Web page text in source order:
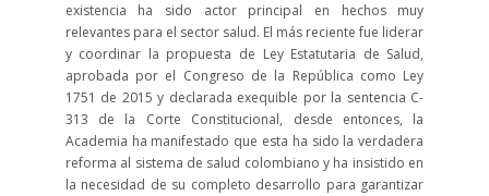
existencia ha sido actor principal en hechos muy
relevantes para el sector salud. El más reciente fue liderar
y coordinar la propuesta de Ley Estatutaria de Salud,
aprobada por el Congreso de la República como Ley
1751 de 2015 y declarada exequible por la sentencia C-
313 de la Corte Constitucional, desde entonces, la
Academia ha manifestado que esta ha sido la verdadera
reforma al sistema de salud colombiano y ha insistido en
la necesidad de su completo desarrollo para garantizar